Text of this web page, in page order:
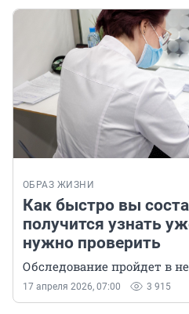
ОБРАЗ ЖИЗНИ
Как быстро вы
получится узнать
нужно проверить
Обследование пройдет в
17 апреля 2026, 07:00 3 915